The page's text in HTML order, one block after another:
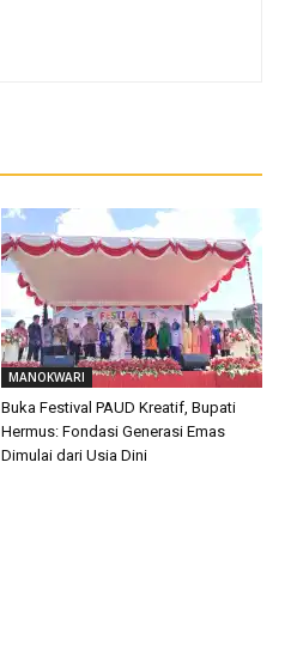
MANOKWARI
Buka Festival PAUD Kreatif, Bupati
Hermus: Fondasi Generasi Emas
Dimulai dari Usia Dini